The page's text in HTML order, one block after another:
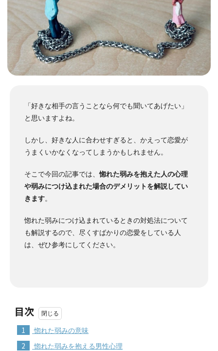
「好きな相手の言うことなら何でも聞いてあげたい」
と思いますよね。
しかし、好きな人に合わせすぎると、かえって恋愛が
うまくいかなくなってしまうかもしれません。
そこで今回の記事では、惚れた弱みを抱えた人の心理
や弱みにつけ込まれた場合のデメリットを解説してい
きます。
惚れた弱みにつけ込まれているときの対処法について
も解説するので、尽くすばかりの恋愛をしている人
は、ぜひ参考にしてください。
目次
1 惚れた弱みの意味
2 惚れた弱みを抱える男性心理